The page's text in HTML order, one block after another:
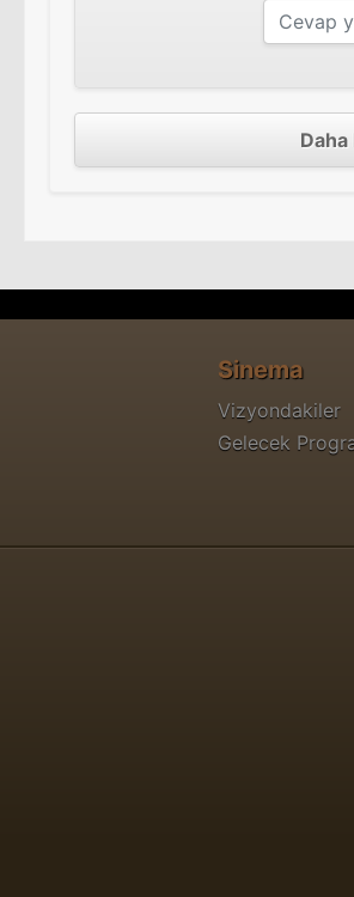
Daha
Sinema
Vizyondakiler
Gelecek